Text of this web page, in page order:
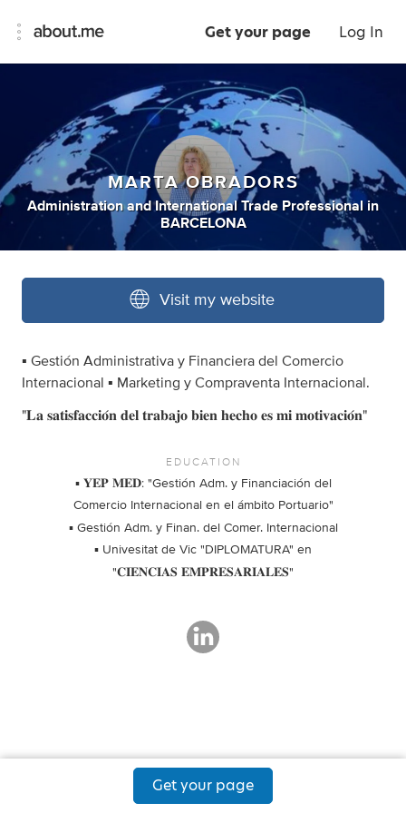
Get your page Log In
MARTA OBRADORS
Administration andInternational Trade Professional in
BARCELONA
Visit my website
▪️ Gestión Administrativa y Financiera del Comercio
Internacional ▪️ Marketing y Compraventa Internacional.
"𝐋𝐚 𝐬𝐚𝐭𝐢𝐬𝐟𝐚𝐜𝐜𝐢𝐨́𝐧 𝐝𝐞𝐥 𝐭𝐫𝐚𝐛𝐚𝐣𝐨 𝐛𝐢𝐞𝐧 𝐡𝐞𝐜𝐡𝐨 𝐞𝐬 𝐦𝐢 𝐦𝐨𝐭𝐢𝐯𝐚𝐜𝐢𝐨́𝐧"
EDUCATION
▪️ 𝐘𝐄𝐏 𝐌𝐄𝐃: "Gestión Adm. y Financiación del
Comercio Internacional en el ámbito Portuario"
▪ Gestión Adm. y Finan. del Comer. Internacional
▪️ Univesitat de Vic "DIPLOMATURA" en
"𝐂𝐈𝐄𝐍𝐂𝐈𝐀𝐒 𝐄𝐌𝐏𝐑𝐄𝐒𝐀𝐑𝐈𝐀𝐋𝐄𝐒"
Get your page